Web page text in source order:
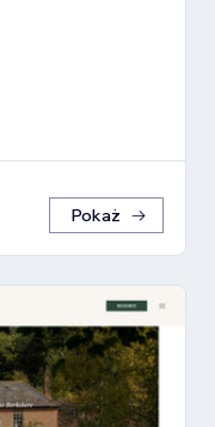
Pokaż